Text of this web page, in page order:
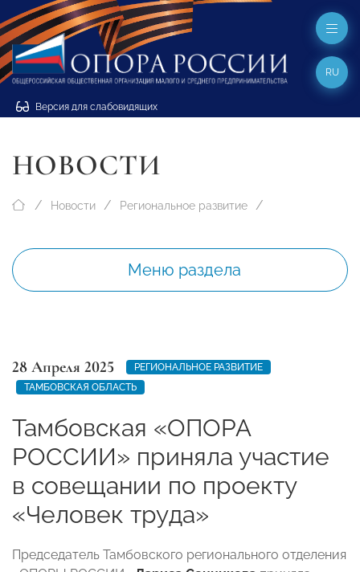
Версия для слабовидящих
RU
НОВОСТИ
Новости Региональное развитие
Меню раздела
28 Апреля 2025
РЕГИОНАЛЬНОЕ РАЗВИТИЕ
ТАМБОВСКАЯ ОБЛАСТЬ
Тамбовская «ОПОРА
РОССИИ» приняла участие
в совещании по проекту
«Человек труда»
Председатель Тамбовского регионального отделения